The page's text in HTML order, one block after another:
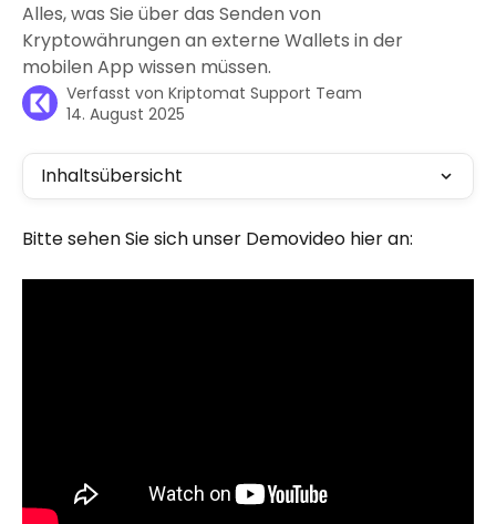
Alles, was Sie über das Senden von
Kryptowährungen an externe Wallets in der
mobilen App wissen müssen.
Verfasst von Kriptomat Support Team
14. August 2025
Inhaltsübersicht
Bitte sehen Sie sich unser Demovideo hier an: